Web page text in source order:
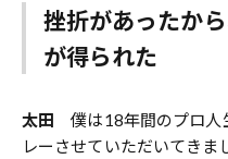
挫折があったか
が得られた
太田 僕は18年間のプロ人
レーさせていただいてきま